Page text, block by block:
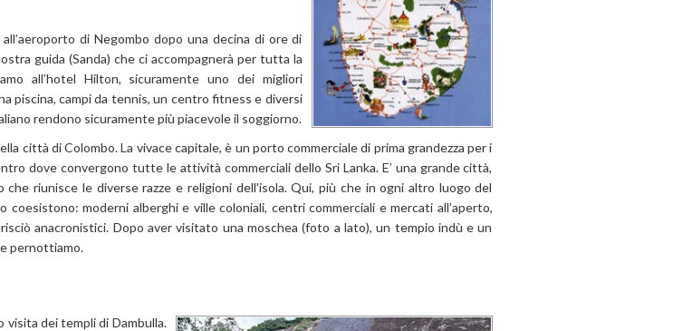
di Negombo dopo una decina di ore di
guida (Sanda) che ci accompagnerà per tutta la
all’hotel Hilton, sicuramente uno dei migliori
piscina, campi da tennis, un centro fitness e diversi
rendono sicuramente più piacevole il soggiorno.
città di Colombo. La vivace capitale, è un porto commerciale di prima grandezza per i
dove convergono tutte le attività commerciali dello Sri Lanka. E’ una grande città,
che riunisce le diverse razze e religioni dell'isola. Qui, più che in ogni altro luogo del
coesistono: moderni alberghi e ville coloniali, centri commerciali e mercati all’aperto,
anacronistici. Dopo aver visitato una moschea (foto a lato), un tempio indù e un
pernottiamo.
visita dei templi di Dambulla.